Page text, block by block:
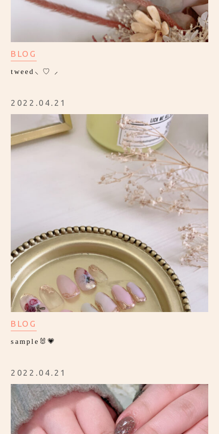
BLOG
tweed⸜ ♡ ⸝
2022.04.21
BLOG
sample🐰💗
2022.04.21